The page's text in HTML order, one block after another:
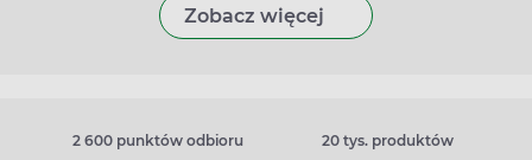
Zobacz więcej
2 600 punktów odbioru 20 tys. produktów